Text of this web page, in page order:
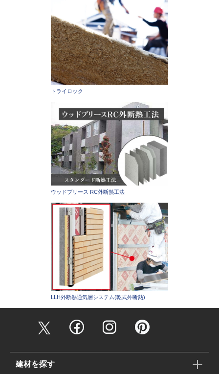
トライロック
ウッドブリース RC外断熱工法
LLH外断熱通気層システム(乾式外断熱)
建材を探す